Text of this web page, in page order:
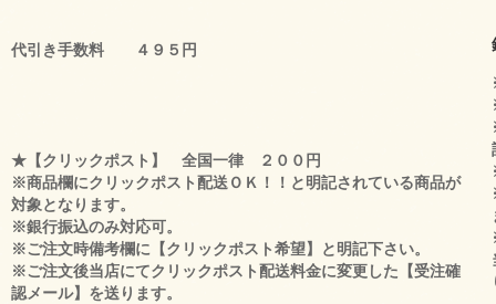
代引き手数料 ４９５円
★【クリックポスト】 全国一律 ２００円
※商品欄にクリックポスト配送ＯＫ！！と明記されている商品が
対象となります。
※銀行振込のみ対応可。
※ご注文時備考欄に【クリックポスト希望】と明記下さい。
※ご注文後当店にてクリックポスト配送料金に変更した【受注確
認メール】を送ります。